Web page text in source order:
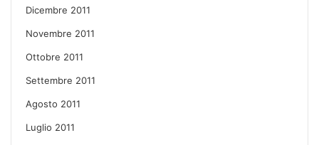
Dicembre 2011
Novembre 2011
Ottobre 2011
Settembre 2011
Agosto 2011
Luglio 2011